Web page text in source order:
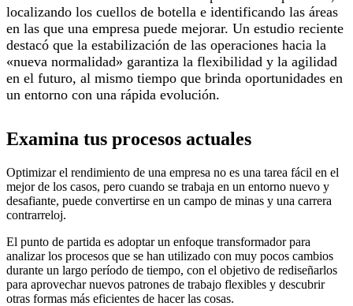
localizando los cuellos de botella e identificando las áreas
en las que una empresa puede mejorar. Un estudio reciente
destacó que la estabilización de las operaciones hacia la
«nueva normalidad» garantiza la flexibilidad y la agilidad
en el futuro, al mismo tiempo que brinda oportunidades en
un entorno con una rápida evolución.
Examina tus procesos actuales
Optimizar el rendimiento de una empresa no es una tarea fácil en el
mejor de los casos, pero cuando se trabaja en un entorno nuevo y
desafiante, puede convertirse en un campo de minas y una carrera
contrarreloj.
El punto de partida es adoptar un enfoque transformador para
analizar los procesos que se han utilizado con muy pocos cambios
durante un largo período de tiempo, con el objetivo de rediseñarlos
para aprovechar nuevos patrones de trabajo flexibles y descubrir
otras formas más eficientes de hacer las cosas.